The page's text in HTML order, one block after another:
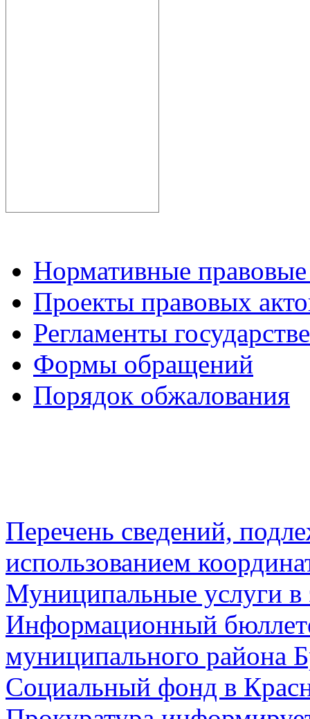
Нормативные
Проекты правовых
Регламенты
Формы обращений
Порядок обжалования
Перечень сведений,
использованием
Муниципальные услуги в
Информационный
муниципального района
Социальный фонд в